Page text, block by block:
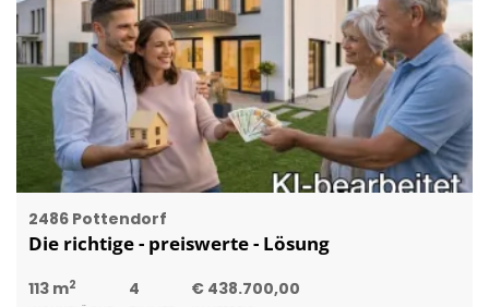
2486 Pottendorf
Die richtige - preiswerte - Lösung
113 m2 4 € 438.700,00